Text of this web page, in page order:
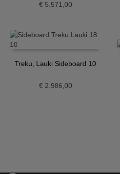
€5.571,00
Treku, Lauki Sideboard 10
€2.986,00